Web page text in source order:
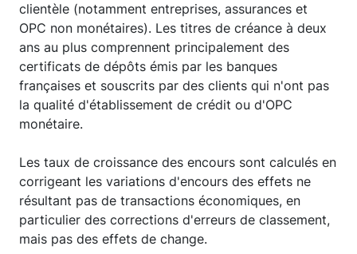
clientèle (notamment entreprises, assurances et
OPC non monétaires). Les titres de créance à deux
ans au plus comprennent principalement des
certificats de dépôts émis par les banques
françaises et souscrits par des clients qui n'ont pas
la qualité d'établissement de crédit ou d'OPC
monétaire.
Les taux de croissance des encours sont calculés en
corrigeant les variations d'encours des effets ne
résultant pas de transactions économiques, en
particulier des corrections d'erreurs de classement,
mais pas des effets de change.